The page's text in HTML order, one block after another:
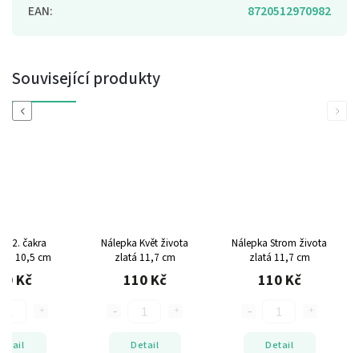
EAN: 8720512970982
Související produkty
Previous
2. čakra
10,5 cm
Kč
Nálepka Květ života
zlatá 11,7 cm
110 Kč
Detail
Nálepka Strom života
zlatá 11,7 cm
110 Kč
Detail
Next